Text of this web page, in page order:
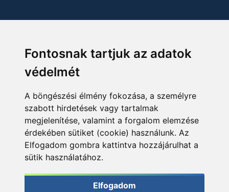
Fontosnak tartjuk az adatok
védelmét
A böngészési élmény fokozása, a személyre
szabott hirdetések vagy tartalmak
megjelenítése, valamint a forgalom elemzése
érdekében sütiket (cookie) használunk. Az
Elfogadom gombra kattintva hozzájárulhat a
sütik használatához.
Elfogadom